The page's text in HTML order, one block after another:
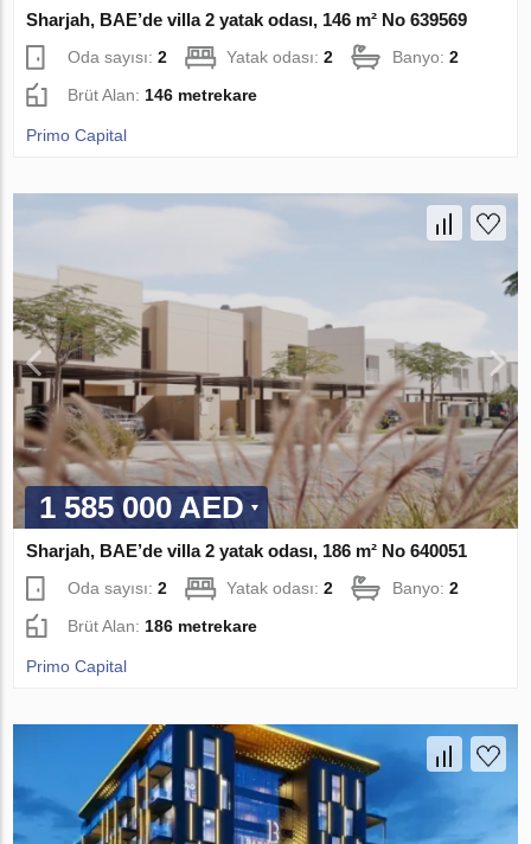
Sharjah, BAE’de villa 2 yatak odası, 146 m² No 639569
Oda sayısı:2 Yatak odası:2 Banyo:2
Brüt Alan: 146 metrekare
Primo Capital
1 585 000 AED
Sharjah, BAE’de villa 2 yatak odası, 186 m² No 640051
Oda sayısı:2 Yatak odası:2 Banyo:2
Brüt Alan:186 metrekare
Primo Capital